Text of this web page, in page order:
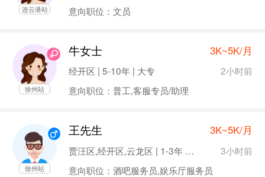
连云港站
意向职位：文员
徐州站
牛女士 3K~5K/月
经开区 | 5-10年 | 大专
2小时前
意向职位：普工,客服专员/助理
徐州站
王先生 3K~5K/月
贾汪区,经开区,云龙区 | 1-3年 | 本科
3小时前
意向职位：酒吧服务员,娱乐厅服务员